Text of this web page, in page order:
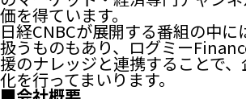
価を得ています。
日経CNBCが展開する番組の中に
扱うものもあり、ログミー
援のナレッジと連携することで
化を行ってまいります。